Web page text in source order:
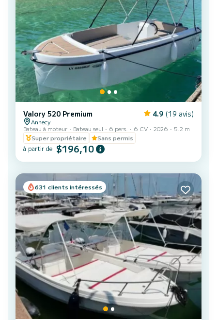
Valory 520 Premium 4.9 (19 avis)
Annecy
Bateau à moteur
Bateau seul 6 pers. 6 CV 2026
5.2 m
Super propriétaire
Sans permis
à partir de $196,10
631 clients intéressés